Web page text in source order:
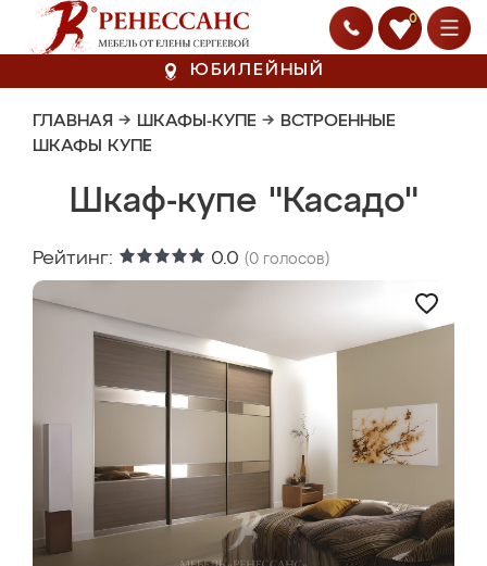
0
ЮБИЛЕЙНЫЙ
ГЛАВНАЯ → ШКАФЫ-КУПЕ → ВСТРОЕННЫЕ
ШКАФЫ КУПЕ
Шкаф-купе "Касадо"
Рейтинг: 0.0 (0 голосов)